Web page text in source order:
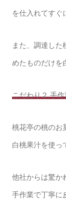
を仕入れてすぐ
また、調達し
めたものだけを
こだわり２.手
桃花亭の桃のお
白桃果汁を使っ
他社からは驚か
手作業で丁寧に